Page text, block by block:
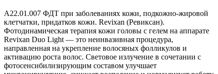
А22.01.007 ФДТ при заболеваниях кожи, подкожно-жировой
клетчатки, придатков кожи. Revixan (Ревиксан).
Фотодинамическая терапия кожи головы с гелем на аппарате
Revixan Duo Light — это неинвазивная процедура,
направленная на укрепление волосяных фолликулов и
активацию роста волос. Световое излучение в сочетании с
фотосенсибилизирующим составом улучшает